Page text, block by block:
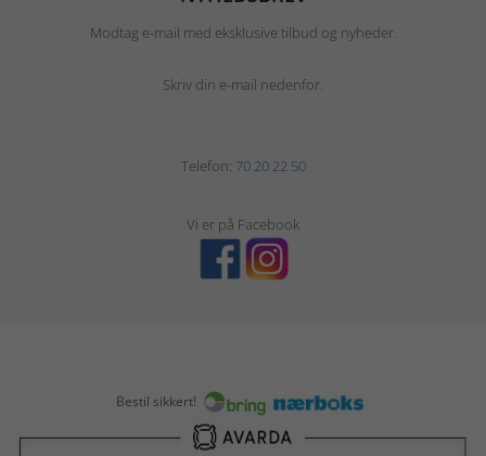
Modtag e-mail med eksklusive tilbud og nyheder.
Skriv din e-mail nedenfor.
Telefon: 70 20 22 50
Vi er på Facebook
Bestil sikkert!